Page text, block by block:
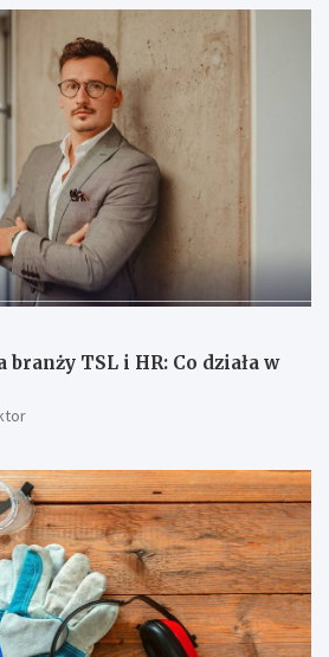
TSL i HR: Co działa w